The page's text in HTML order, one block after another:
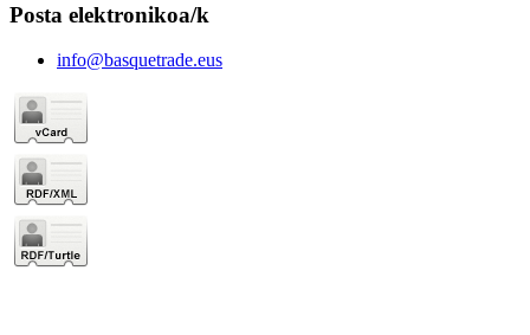
Posta elektronikoa/k
info@basquetrade.eus